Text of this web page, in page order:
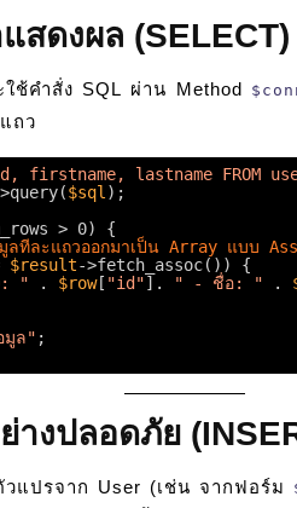
สดงผล (SELECT)
ช้คำสั่ง SQL ผ่าน Method
ถว
firstname, lastname FROM
$sql );
> 0) {
ทีละแถวออกมาเป็น Array แบบ
$result->fetch_assoc()) {
" . $row[ "id"]. " - ชื่อ: " .
มูล" ;
างปลอดภัย
วแปรจาก User (เช่น จากฟอร์ม